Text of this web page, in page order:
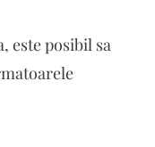
este posibil sa